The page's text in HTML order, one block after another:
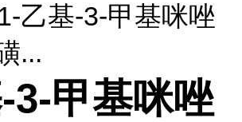
乙基-3-甲基咪唑
...
3-甲基咪唑